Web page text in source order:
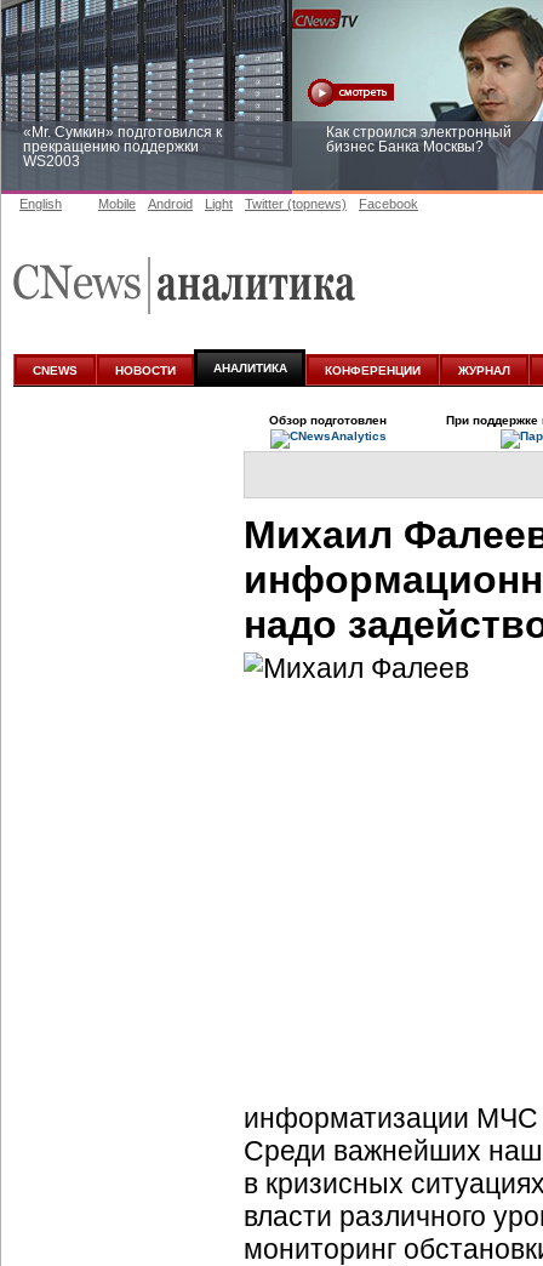
«Mr. Сумкин» подготовился к
прекращению поддержки
WS2003
Как строился электронный
бизнес Банка Москвы?
аналитике
English Mobile Android Light Twitter (topnews) Facebook
CNEWS НОВОСТИ АНАЛИТИКА КОНФЕРЕНЦИИ ЖУРНАЛ
Обзор подготовлен При поддержке
Михаил
надо
информатизации МЧС
Среди важнейших
в кризисных
власти различного
мониторинг